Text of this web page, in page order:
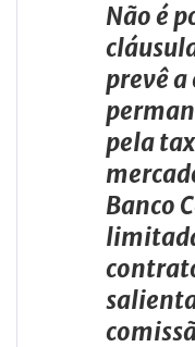
Não é
prevê a
pela
Banco